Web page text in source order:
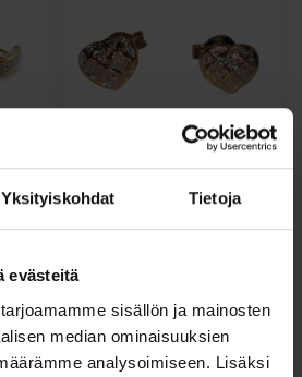
Yksityiskohdat Tietoja
evästeitä
sisällön ja mainosten
median ominaisuuksien
analysoimiseen. Lisäksi
Sydänkorvakorut
14k kultaa, timantit
8 kpl x 0,...
395,00
Kultaiset sydänkorvakorut
timanteilla – 14k kultaa,...